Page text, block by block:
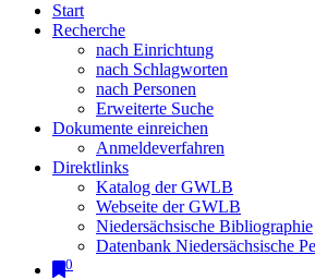
Start
Recherche
nach Einrichtung
nach Schlagworten
nach Personen
Erweiterte Suche
Dokumente einreichen
Anmeldeverfahren
Direktlinks
Katalog der GWLB
Webseite der GWLB
Niedersächsische Bibliographie
Datenbank Niedersächsische
0